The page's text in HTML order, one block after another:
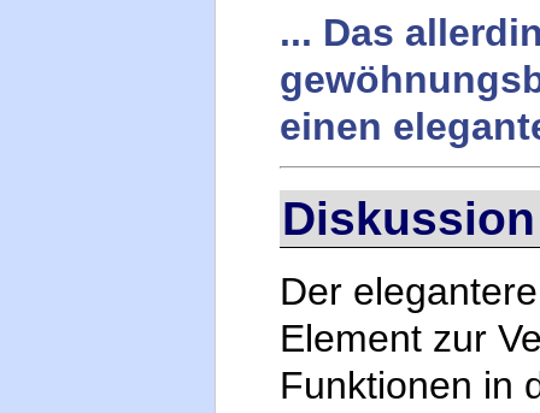
... Das
einen
Diskussion
Der
Element zur
Funktionen in